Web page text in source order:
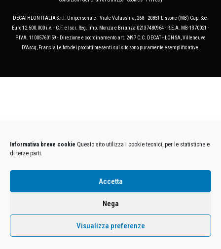
Informativa breve cookie Questo sito utilizza i cookie tecnici, per le statistiche e
di terze parti.
Accetta
Nega
Visualizza preferenze
DECATHLON ITALIA S.r.l. Unipersonale - Viale Valassina, 268 - 20851 Lissone (MB) Cap. Soc.
Euro 12.500.000 i.v. - C.F. e Iscr. Reg. Imp. Monza e Brianza 02137480964 - R.E.A. MB-1370021 -
P.IVA. 11005760159 - Direzione e coordinamento art. 2497 C.C. DECATHLON SA, Villeneuve
D'Ascq, Francia Le foto dei prodotti presenti sul sito sono puramente esemplificative.